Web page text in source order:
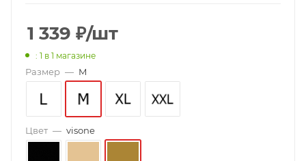
1 339 ₽/шт
: 1 в 1 магазине
Размер — M
Цвет — visone